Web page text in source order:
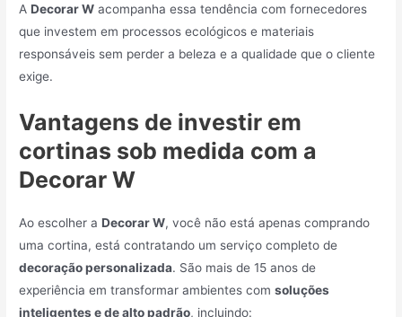
ADecorar W acompanha essa tendência com fornecedores
que investem em processos ecológicos e materiais
responsáveis sem perder a beleza e a qualidade que o cliente
exige.
Vantagens de investir em
cortinas sob medida com a
Decorar W
Ao escolher aDecorar W, você não está apenas comprando
uma cortina, está contratando um serviço completo de
decoração personalizada. São mais de 15 anos de
experiência em transformar ambientes comsoluções
inteligentes e de alto padrão, incluindo: